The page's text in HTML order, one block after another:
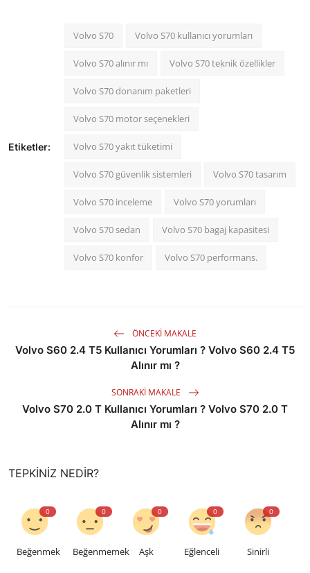
Etiketler:
Volvo S70 Volvo S70 kullanıcı yorumları
Volvo S70 alınır mı Volvo S70 teknik özellikler
Volvo S70 donanım paketleri
Volvo S70 motor seçenekleri
Volvo S70 yakıt tüketimi
Volvo S70 güvenlik sistemleri Volvo S70 tasarım
Volvo S70 inceleme Volvo S70 yorumları
Volvo S70 sedan Volvo S70 bagaj kapasitesi
Volvo S70 konfor Volvo S70 performans.
ÖNCEKI MAKALE
Volvo S60 2.4 T5 Kullanıcı Yorumları ? Volvo S60 2.4 T5
Alınır mı ?
SONRAKI MAKALE
Volvo S70 2.0 T Kullanıcı Yorumları ? Volvo S70 2.0 T
Alınır mı ?
TEPKINIZ NEDIR?
0
Beğenmek
0
Beğenmemek
0
Aşk
0
Eğlenceli
0
Sinirli